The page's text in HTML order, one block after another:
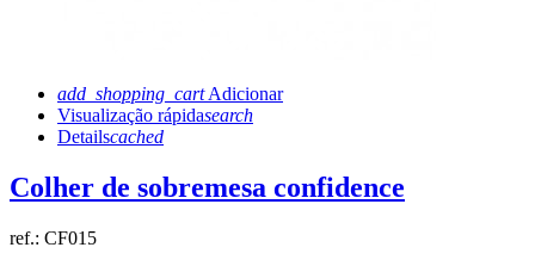
add_shopping_cart Adicionar
Visualização rápidasearch
Detailscached
Colher de sobremesa confidence
ref.: CF015